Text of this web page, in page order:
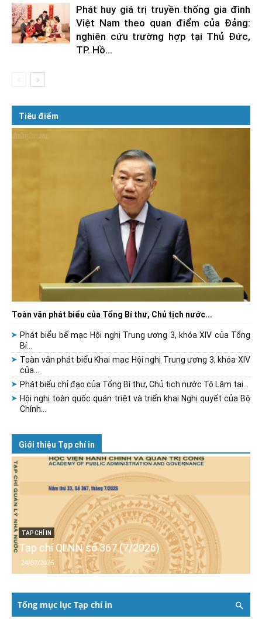
Phát huy giá trị truyền thống gia đình
Việt Nam theo quan điểm của Đảng:
nghiên cứu trường hợp tại Thủ Đức,
TP. Hồ...
Tiêu điểm
Toàn văn phát biểu của Tổng Bí thư, Chủ tịch nước...
Phát biểu bế mạc Hội nghị Trung ương 3, khóa XIV của Tổng
Bí...
Toàn văn phát biểu Khai mạc Hội nghị Trung ương 3, khóa XIV
của...
Phát biểu chỉ đạo của Tổng Bí thư, Chủ tịch nước Tô Lâm tại...
Hội nghị toàn quốc quán triệt và triển khai Nghị quyết của Bộ
Chính...
Giới thiệu Tạp chí in
TẠP CHÍ IN
Tạp chí QLNN số 367 (7/2026)
24/07/2026
Tổng mục lục Tạp chí in